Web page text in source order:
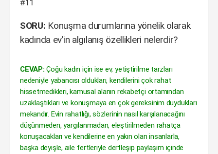
#11
SORU: Konuşma durumlarına yönelik olarak
kadında ev’in algılanış özellikleri nelerdir?
CEVAP: Çoğu kadın için ise ev, yetiştirilme tarzları
nedeniyle yabancısı oldukları, kendilerini çok rahat
hissetmedikleri, kamusal alanın rekabetçi ortamından
uzaklaştıkları ve konuşmaya en çok gereksinim duydukları
mekandır. Evin rahatlığı, sözlerinin nasıl karşılanacağını
düşünmeden, yargılanmadan, eleştirilmeden rahatça
konuşacakları ve kendilerine en yakın olan insanlarla,
başka deyişle, aile fertleriyle dertleşip paylaşım içinde